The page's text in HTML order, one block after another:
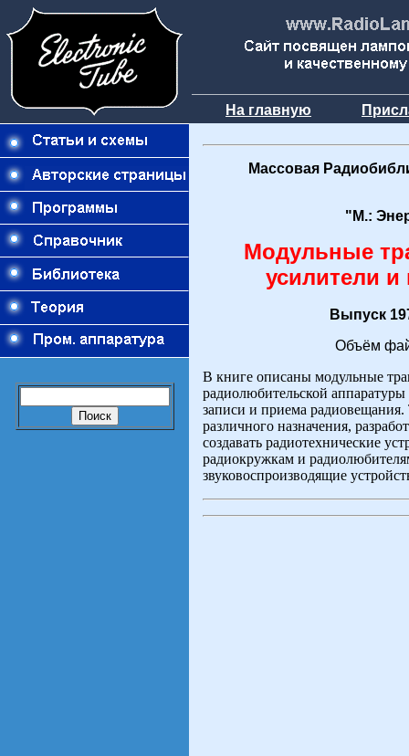
На главную
Массовая
"М.:
Модульные
усилители
Выпуск
Объём
В книге описаны модульные
радиолюбительской
записи и приема
различного назначения,
создавать радиотехнические
радиокружкам и
звуковоспроизводящие